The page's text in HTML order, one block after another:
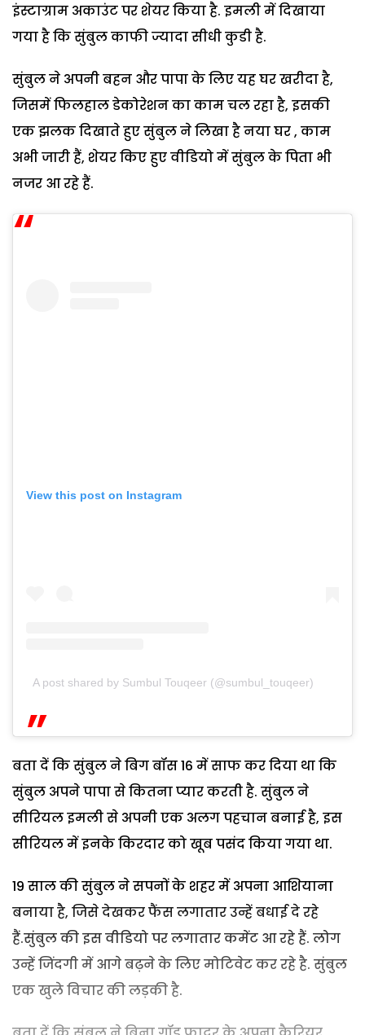
इंस्टाग्राम अकाउंट पर शेयर किया है. इमली में दिखाया
गया है कि सुंबुल काफी ज्यादा सीधी कुडी है.
सुंबुल ने अपनी बहन और पापा के लिए यह घर खरीदा है,
जिसमें फिलहाल डेकोरेशन का काम चल रहा है, इसकी
एक झलक दिखाते हुए सुंबुल ने लिखा है नया घर , काम
अभी जारी हैं, शेयर किए हुए वीडियो में सुंबुल के पिता भी
नजर आ रहे हैं.
View this post on Instagram
A post shared by Sumbul Touqeer (@sumbul_touqeer)
बता दें कि सुंबुल ने बिग बॉस 16 में साफ कर दिया था कि
सुंबुल अपने पापा से कितना प्यार करती है. सुंबुल ने
सीरियल इमली से अपनी एक अलग पहचान बनाई है, इस
सीरियल में इनके किरदार को खूब पसंद किया गया था.
19 साल की सुंबुल ने सपनों के शहर में अपना आशियाना
बनाया है, जिसे देखकर फैंस लगातार उन्हें बधाई दे रहे
हैं.सुंबुल की इस वीडियो पर लगातार कमेंट आ रहे हैं. लोग
उन्हें जिंदगी में आगे बढ़ने के लिए मोटिवेट कर रहे है. सुंबुल
एक खुले विचार की लड़की है.